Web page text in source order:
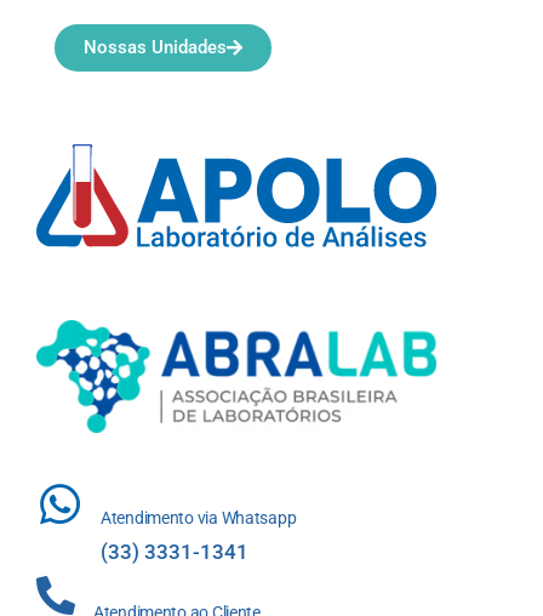
Atendimento via Whatsapp
(33) 3331-1341
Nossas Unidades